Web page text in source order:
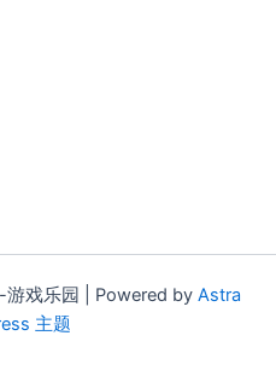
戏乐园 | Powered by Astra
主题